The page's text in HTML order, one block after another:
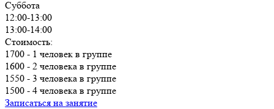
Суббота
12:00-13:00
13:00-14:00
Стоимость:
1700 - 1 человек в группе
1600 - 2 человека в группе
1550 - 3 человека в группе
1500 - 4 человека в группе
Записаться на занятие